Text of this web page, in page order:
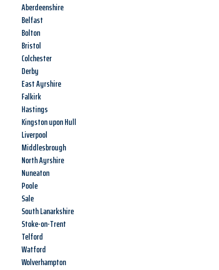
Aberdeenshire
Belfast
Bolton
Bristol
Colchester
Derby
East Ayrshire
Falkirk
Hastings
Kingston upon Hull
Liverpool
Middlesbrough
North Ayrshire
Nuneaton
Poole
Sale
South Lanarkshire
Stoke-on-Trent
Telford
Watford
Wolverhampton